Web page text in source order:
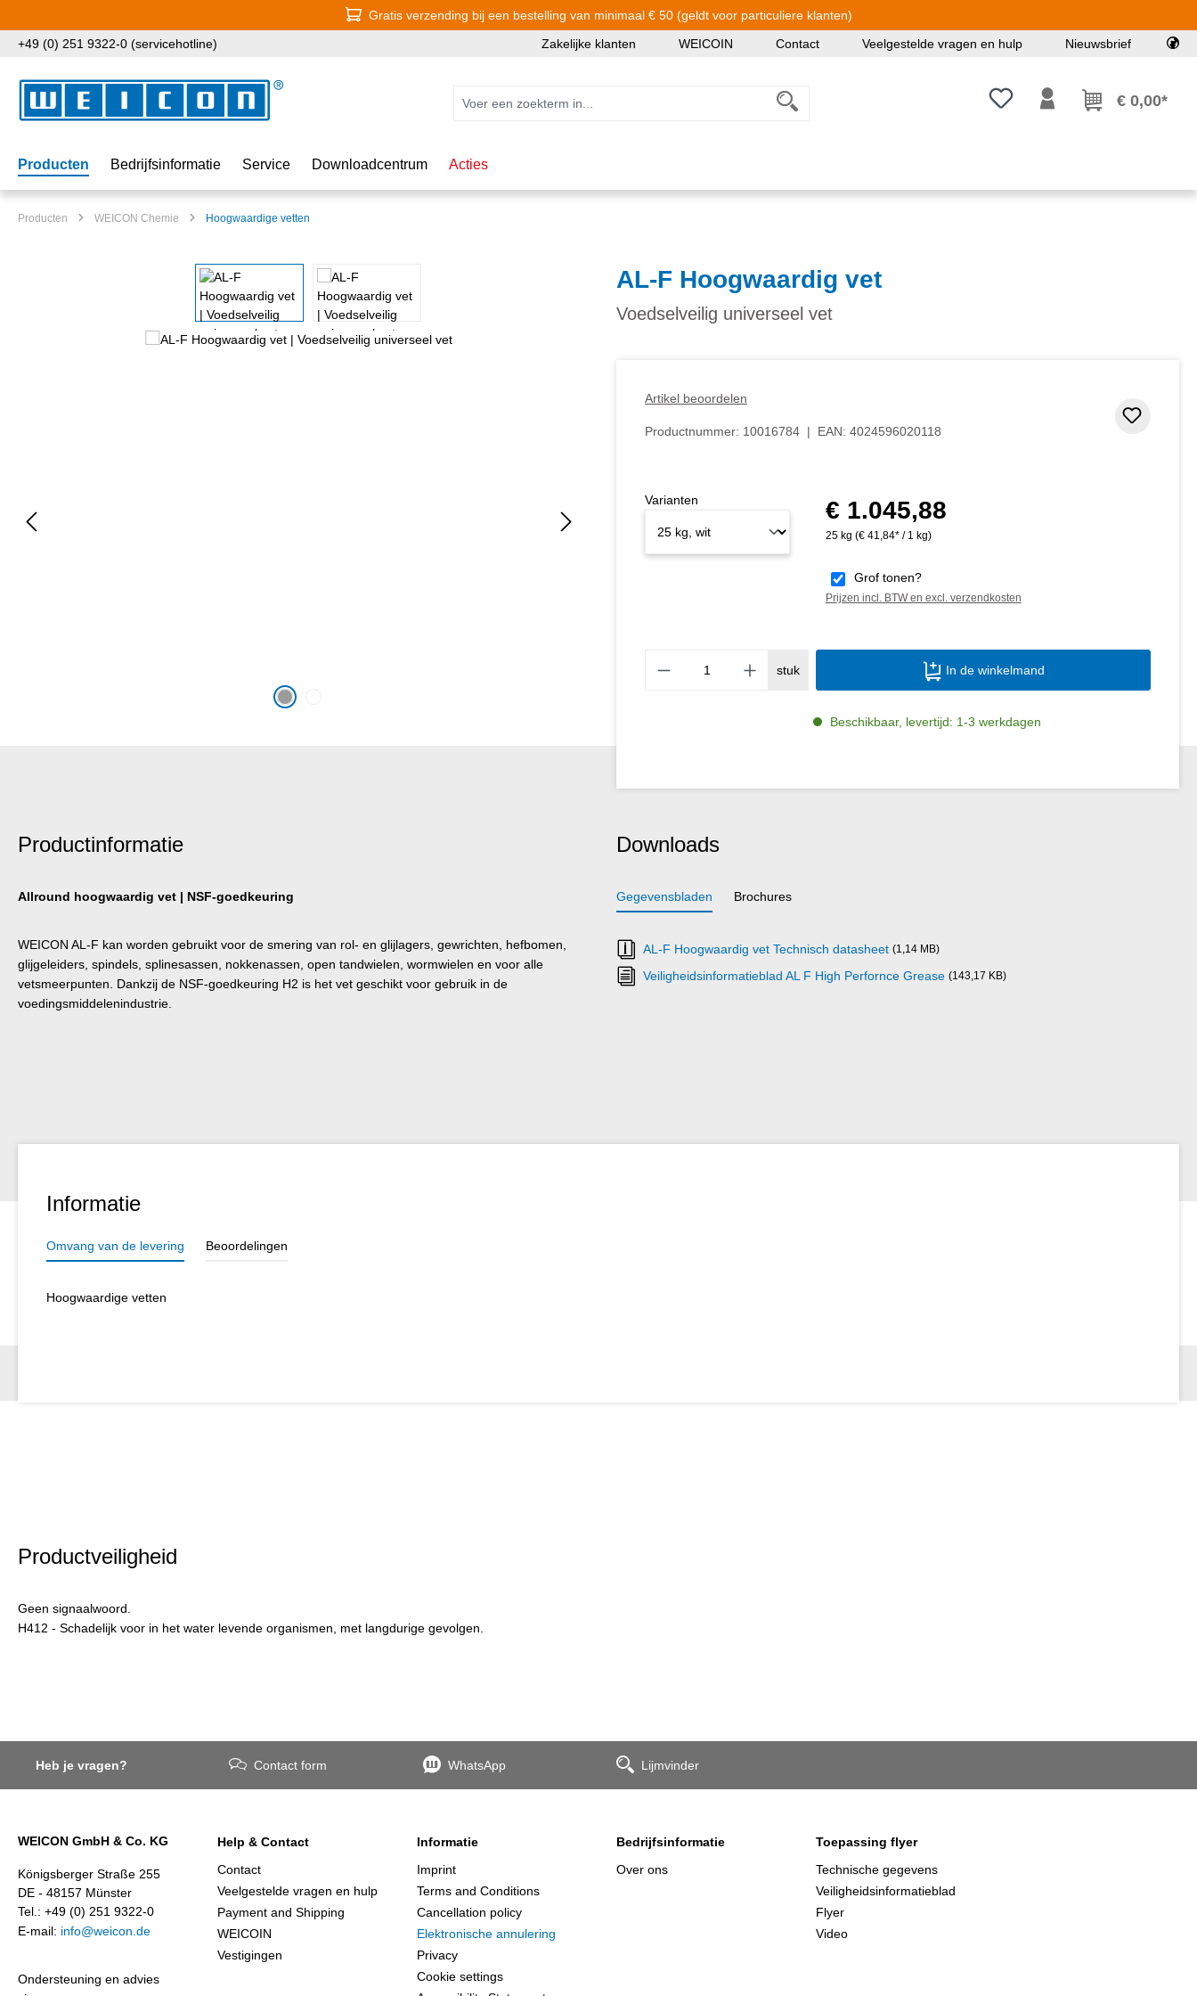
Gratis verzending bij een bestelling van minimaal € 50 (geldt voor particuliere klanten)
+49 (0) 251 9322-0 (servicehotline) Zakelijke klanten WEICOIN Contact Veelgestelde vragen en hulp Nieuwsbrief
Je hebt 0 items op je€ 0,00*
Producten Bedrijfsinformatie Service Downloadcentrum Acties
Producten WEICON Chemie Hoogwaardige vetten
AL-F Hoogwaardig vet
Voedselveilig universeel vet
Artikel beoordelen
Productnummer: 10016784 | EAN: 4024596020118
Normale prijs:
€ 1.045,88
25 kg (€ 41,84* / 1 kg)
Grof tonen?
Prijzen incl. BTW en excl. verzendkosten
Varianten
Producthoeveelheid: Voer de gewenste
stuk In de winkelmand
Beschikbaar, levertijd: 1-3 werkdagen
Productinformatie
Allround hoogwaardig vet | NSF-goedkeuring
WEICON AL-F kan worden gebruikt voor de smering van rol- en glijlagers, gewrichten, hefbomen,
glijgeleiders, spindels, splinesassen, nokkenassen, open tandwielen, wormwielen en voor alle
vetsmeerpunten. Dankzij de NSF-goedkeuring H2 is het vet geschikt voor gebruik in de
voedingsmiddelenindustrie.
Downloads
Gegevensbladen Brochures
AL-F Hoogwaardig vet Technisch datasheet (1,14 MB)
Veiligheidsinformatieblad AL F High Perfornce Grease (143,17 KB)
Informatie
Omvang van de levering Beoordelingen
Hoogwaardige vetten
Productveiligheid
Geen signaalwoord.
H412 - Schadelijk voor in het water levende organismen, met langdurige gevolgen.
Heb je vragen? Contact form WhatsApp Lijmvinder
WEICON GmbH & Co. KG
Königsberger Straße 255
DE - 48157 Münster
Tel.: +49 (0) 251 9322-0
E-mail: info@weicon.de
Ondersteuning en advies
Help & Contact
Contact
Veelgestelde vragen en hulp
Payment and Shipping
WEICOIN
Vestigingen
Informatie
Imprint
Terms and Conditions
Cancellation policy
Elektronische annulering
Privacy
Cookie settings
Bedrijfsinformatie
Over ons
Toepassing flyer
Technische gegevens
Veiligheidsinformatieblad
Flyer
Video